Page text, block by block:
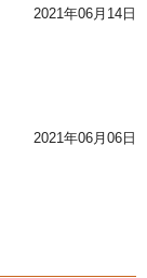
2021年06月14日
2021年06月06日